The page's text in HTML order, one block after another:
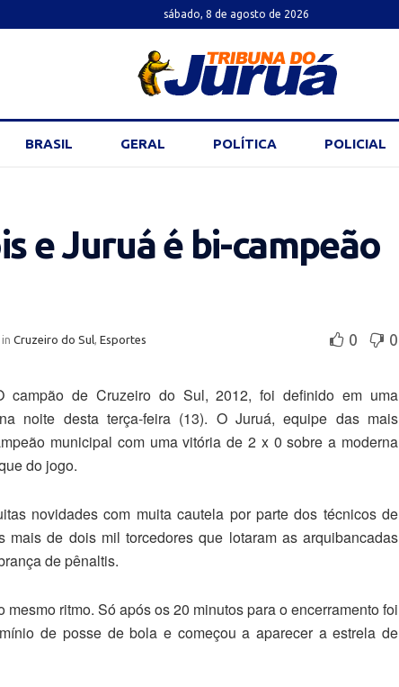
sábado, 8 de agosto de 2026
BRASIL GERAL POLÍTICA POLICIAL
e Juruá é bi-campeão
in Cruzeiro do Sul Esportes 0 0
campão de Cruzeiro do Sul, 2012, foi definido em uma
noite desta terça-feira (13). O Juruá, equipe das mais
municipal com uma vitória de 2 x 0 sobre a moderna
do jogo.
novidades com muita cautela por parte dos técnicos de
de dois mil torcedores que lotaram as arquibancadas
de pênaltis.
ritmo. Só após os 20 minutos para o encerramento foi
de posse de bola e começou a aparecer a estrela de